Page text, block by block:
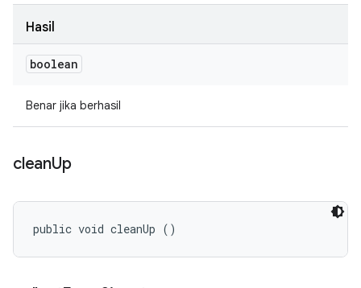
Hasil
boolean
Benar jika berhasil
cleanUp
public void cleanUp ()